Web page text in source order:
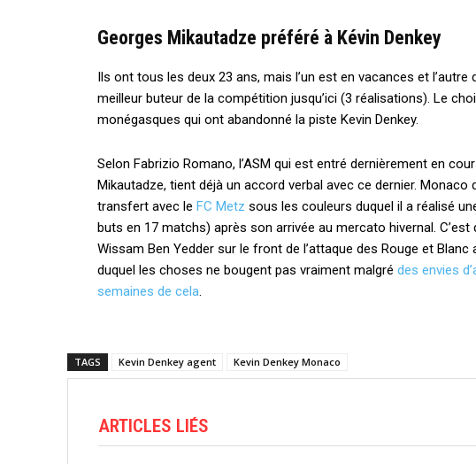
Georges Mikautadze préféré à Kévin Denkey
Ils ont tous les deux 23 ans, mais l’un est en vacances et l’autre
meilleur buteur de la compétition jusqu’ici (3 réalisations). Le
monégasques qui ont abandonné la piste Kevin Denkey.
Selon Fabrizio Romano, l’ASM qui est entré dernièrement en
Mikautadze, tient déjà un accord verbal avec ce dernier. Monaco
transfert avec le FC Metz sous les couleurs duquel il a réalisé
buts en 17 matchs) après son arrivée au mercato hivernal.
Wissam Ben Yedder sur le front de l’attaque des Rouge et Blanc
duquel les choses ne bougent pas vraiment malgré des envies
semaines de cela.
TAGS Kevin Denkey agent Kevin Denkey Monaco
ARTICLES LIÉS